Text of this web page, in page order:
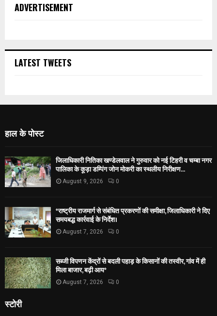
ADVERTISEMENT
LATEST TWEETS
हाल के पोस्ट
जिलाधिकारी नितिका खण्डेलवाल ने गुरुवार को नई टिहरी व चम्बा नगर
पालिका के कूड़ा डम्पिंग जोन मोकरी का स्थलीय निरीक्षण...
August 9, 2026 0
*राष्ट्रीय राजमार्ग से संबंधित प्रकरणों की समीक्षा, जिलाधिकारी ने दिए
समयबद्ध कार्रवाई के निर्देश।
August 7, 2026 0
सब्जी विपणन केंद्रों से बदली पहाड़ के किसानों की तस्वीर, गांव में ही
मिला बाजार, बढ़ी आय*
August 7, 2026 0
स्टोरी